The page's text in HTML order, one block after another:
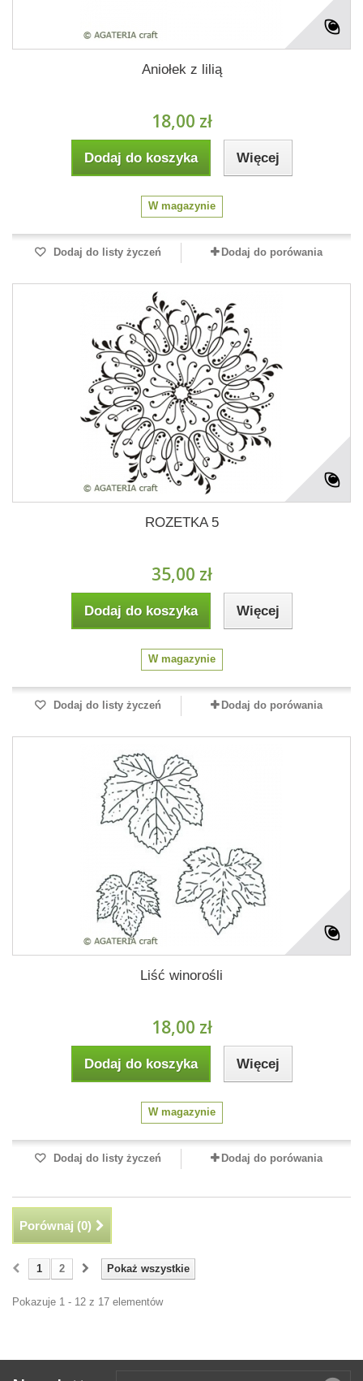
Aniołek z lilią
18,00 zł
Dodaj do koszyka Więcej
W magazynie
Dodaj do listy życzeń Dodaj do porówania
ROZETKA 5
35,00 zł
Dodaj do koszyka Więcej
W magazynie
Dodaj do listy życzeń Dodaj do porówania
Liść winorośli
18,00 zł
Dodaj do koszyka Więcej
W magazynie
Dodaj do listy życzeń Dodaj do porówania
Porównaj (0)
Pokaż wszystkie
1 2
Pokazuje 1 - 12 z 17 elementów